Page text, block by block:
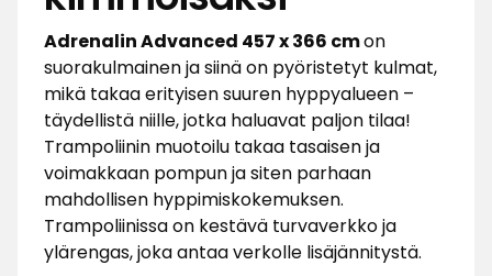
Adrenalin Advanced 457 x 366 cmon
suorakulmainen ja siinä on pyöristetyt kulmat,
mikä takaa erityisen suuren hyppyalueen –
täydellistä niille, jotka haluavat paljon tilaa!
Trampoliinin muotoilu takaa tasaisen ja
voimakkaan pompun ja siten parhaan
mahdollisen hyppimiskokemuksen.
Trampoliinissa on kestävä turvaverkko ja
ylärengas, joka antaa verkolle lisäjännitystä.